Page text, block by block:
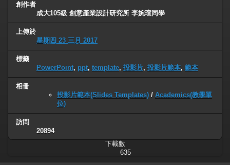
創作者
成大105級 創意產業設計研究所 李婉瑄同學
上傳於
星期四 23 三月 2017
標籤
PowerPoint, ppt, template, 投影片, 投影片範本, 範本
相冊
投影片範本(Slides Templates) / Academics(教學單
位)
訪問
20894
下載數
635